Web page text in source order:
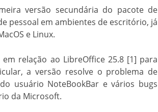
versão secundária do pacote de
pessoal em ambientes de escritório, já
e Linux.
relação ao LibreOffice 25.8 [1] para
a versão resolve o problema de
usuário NoteBookBar e vários bugs
da Microsoft.